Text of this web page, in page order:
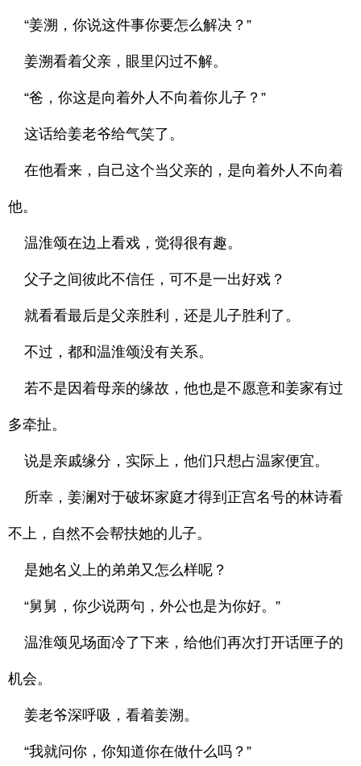
“姜溯，你说这件事你要怎么解决？”
姜溯看着父亲，眼里闪过不解。
“爸，你这是向着外人不向着你儿子？”
这话给姜老爷给气笑了。
在他看来，自己这个当父亲的，是向着外人不向着
他。
温淮颂在边上看戏，觉得很有趣。
父子之间彼此不信任，可不是一出好戏？
就看看最后是父亲胜利，还是儿子胜利了。
不过，都和温淮颂没有关系。
若不是因着母亲的缘故，他也是不愿意和姜家有过
多牵扯。
说是亲戚缘分，实际上，他们只想占温家便宜。
所幸，姜澜对于破坏家庭才得到正宫名号的林诗看
不上，自然不会帮扶她的儿子。
是她名义上的弟弟又怎么样呢？
“舅舅，你少说两句，外公也是为你好。”
温淮颂见场面冷了下来，给他们再次打开话匣子的
机会。
姜老爷深呼吸，看着姜溯。
“我就问你，你知道你在做什么吗？”